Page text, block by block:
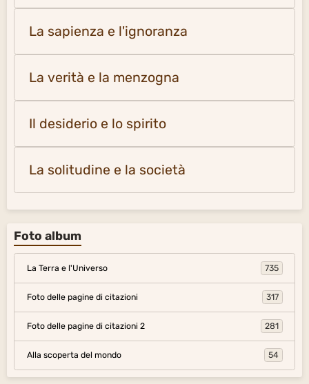
La sapienza e l'ignoranza
La verità e la menzogna
Il desiderio e lo spirito
La solitudine e la società
Foto album
La Terra e l'Universo 735
Foto delle pagine di citazioni 317
Foto delle pagine di citazioni 2 281
Alla scoperta del mondo 54